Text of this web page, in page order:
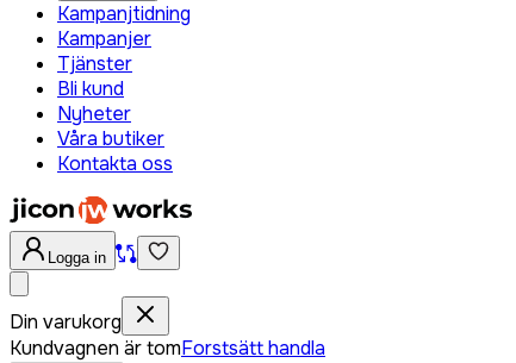
Kampanjtidning
Kampanjer
Tjänster
Bli kund
Nyheter
Våra butiker
Kontakta oss
Logga in
Din varukorg
Kundvagnen är tomForstsätt handla